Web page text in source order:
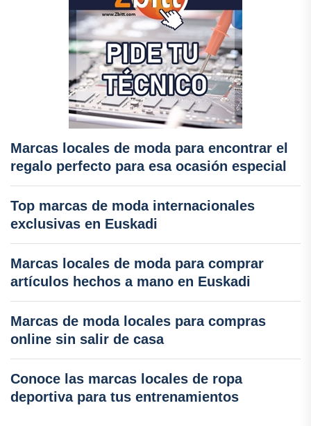
Marcas locales de moda para encontrar el
regalo perfecto para esa ocasión especial
Top marcas de moda internacionales
exclusivas en Euskadi
Marcas locales de moda para comprar
artículos hechos a mano en Euskadi
Marcas de moda locales para compras
online sin salir de casa
Conoce las marcas locales de ropa
deportiva para tus entrenamientos